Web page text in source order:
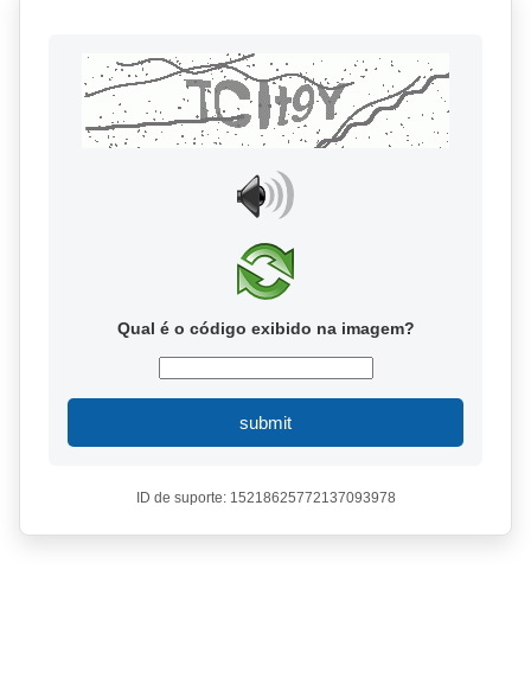
Qual é o código exibido na imagem?
submit
ID de suporte: 15218625772137093978